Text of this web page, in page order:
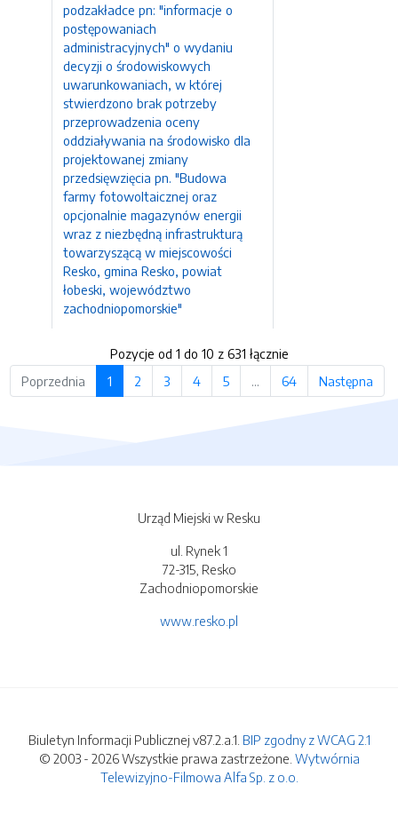
podzakładce pn: "informacje o
postępowaniach
administracyjnych" o wydaniu
decyzji o środowiskowych
uwarunkowaniach, w której
stwierdzono brak potrzeby
przeprowadzenia oceny
oddziaływania na środowisko dla
projektowanej zmiany
przedsięwzięcia pn. "Budowa
farmy fotowoltaicznej oraz
opcjonalnie magazynów energii
wraz z niezbędną infrastrukturą
towarzyszącą w miejscowości
Resko, gmina Resko, powiat
łobeski, województwo
zachodniopomorskie"
Pozycje od 1 do 10 z 631 łącznie
Poprzednia
1 2 3 4 5 … 64 Następna
Urząd Miejski w Resku
ul. Rynek 1
72-315, Resko
Zachodniopomorskie
www.resko.pl
Biuletyn Informacji Publicznej v87.2.a.1. BIP zgodny z WCAG 2.1
© 2003 - 2026 Wszystkie prawa zastrzeżone. Wytwórnia
Telewizyjno-Filmowa Alfa Sp. z o.o.